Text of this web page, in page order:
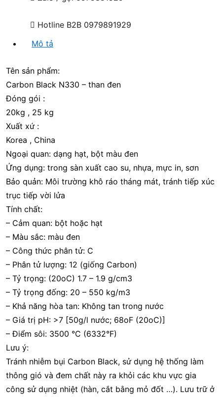
Hotline B2B 0979891929
Mô tả
Tên sản phẩm:
Carbon Black N330 – than đen
Đóng gói :
20kg , 25 kg
Xuất xứ :
Korea , China
Ngoại quan: dạng hạt, bột màu đen
Ứng dụng: trong sàn xuất cao su, nhựa, mực in, sơn
Bảo quản: Môi trường khô ráo tháng mát, tránh tiếp xúc
trục tiếp vời lửa
Tính chất:
– Cảm quan: bột hoặc hạt
– Màu sắc: màu đen
– Công thức phân tử: C
– Phân tử lượng: 12 (giống Carbon)
– Tỷ trọng: (20oC) 1.7 – 1.9 g/cm3
– Tỷ trọng đống: 20 – 550 kg/m3
– Khả năng hòa tan: Không tan trong nước
– Giá trị pH: >7 [50g/l nước; 68oF (20oC)]
– Điểm sôi: 3500 °C (6332°F)
Lưu ý:
Tránh nhiễm bụi Carbon Black, sử dụng hệ thống làm
thông gió và đem chất này ra khỏi các khu vực gia
công sử dụng nhiệt (hàn, cắt bằng mỏ đốt …). Lưu trữ ở